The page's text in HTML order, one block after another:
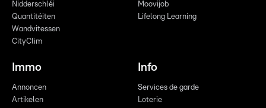
Nidderschléi
Quantitéiten
Wandvitessen
CityClim
Moovijob
Lifelong Learning
Immo
Annoncen
Artikelen
Info
Services de garde
Loterie